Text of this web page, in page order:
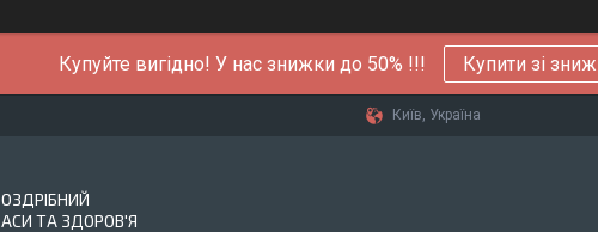
Купуйте вигідно! У нас знижки до 50% !!! Купити зі
Київ, Україна
ТА ЗДОРОВ'Я